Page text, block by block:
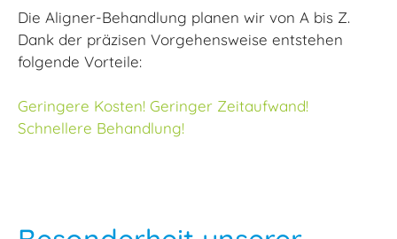
Die Aligner-Behandlung planen wir von A bis Z.
Dank der präzisen Vorgehensweise entstehen
folgende Vorteile:
Geringere Kosten! Geringer Zeitaufwand!
Schnellere Behandlung!